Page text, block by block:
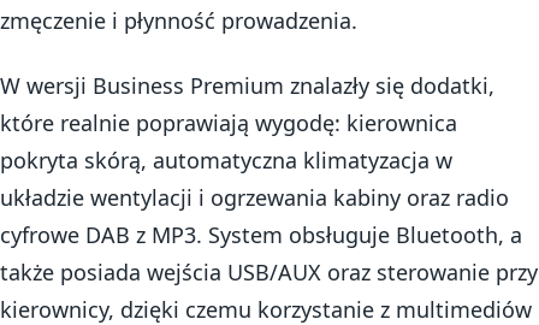
zmęczenie i płynność prowadzenia.
W wersji Business Premium znalazły się dodatki,
które realnie poprawiają wygodę: kierownica
pokryta skórą, automatyczna klimatyzacja w
układzie wentylacji i ogrzewania kabiny oraz radio
cyfrowe DAB z MP3. System obsługuje Bluetooth, a
także posiada wejścia USB/AUX oraz sterowanie przy
kierownicy, dzięki czemu korzystanie z multimediów